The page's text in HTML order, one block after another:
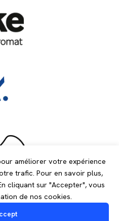
améliorer votre expérience
trafic. Pour en savoir plus,
cliquant sur "Accepter", vous
de nos cookies.
écosystème de partenaires
innovation et